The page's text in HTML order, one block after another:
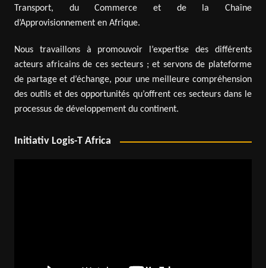
Transport, du Commerce et de la Chaîne
d’Approvisionnement en Afrique.
Nous travaillons à promouvoir l’expertise des différents
acteurs africains de ces secteurs ; et servons de plateforme
de partage et d’échange, pour une meilleure compréhension
des outils et des opportunités qu’offrent ces secteurs dans le
processus de développement du continent.
Initiativ Logis-T Africa